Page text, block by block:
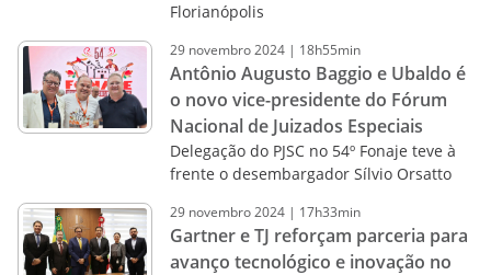
Florianópolis
29 novembro2024 | 18h55min
Antônio Augusto Baggio e Ubaldo é
o novo vice-presidente do Fórum
Nacional de Juizados Especiais
Delegação do PJSC no 54º Fonaje teve à
frente o desembargador Sílvio Orsatto
29 novembro2024 | 17h33min
Gartner e TJ reforçam parceria para
avanço tecnológico e inovação no